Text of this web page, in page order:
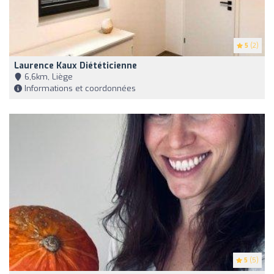
5 (2)
Laurence Kaux Diététicienne
6,6km, Liège
Informations et coordonnées
5 (5)